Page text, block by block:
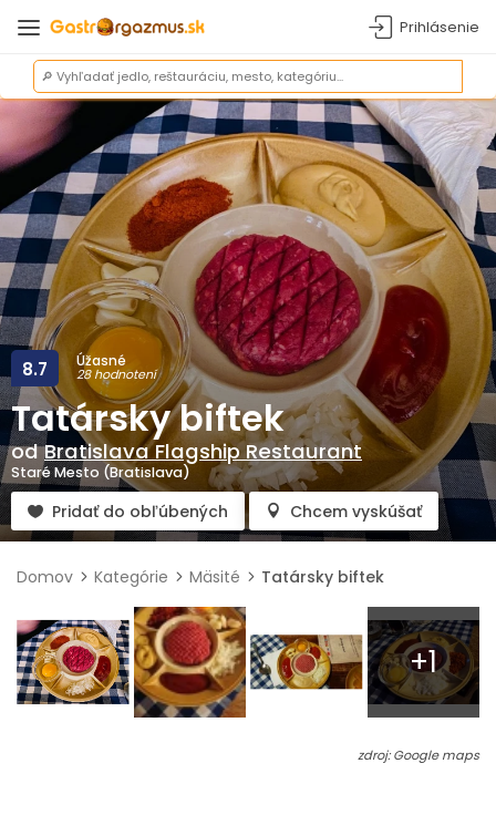
Prihlásenie
Úžasné
28 hodnotení
8.7
Tatársky biftek
odBratislava Flagship Restaurant
Staré Mesto (Bratislava)
Pridať do obľúbených Chcem vyskúšať
Domov Kategórie Mäsité Tatársky biftek
+1
zdroj: Google maps